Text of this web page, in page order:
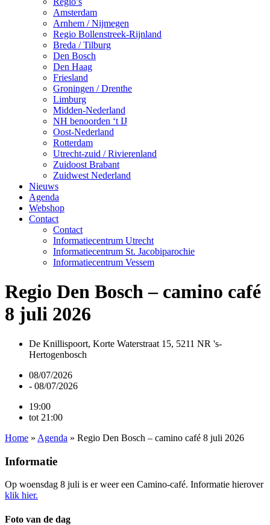
Amsterdam
Arnhem / Nijmegen
Regio Bollenstreek-Rijnland
Breda / Tilburg
Den Bosch
Den Haag
Friesland
Groningen / Drenthe
Limburg
Midden-Nederland
NH benoorden ‘t IJ
Oost-Nederland
Rotterdam
Utrecht-zuid / Rivierenland
Zuidoost Brabant
Zuidwest Nederland
Nieuws
Agenda
Webshop
Contact
Contact
Informatiecentrum Utrecht
Informatiecentrum St. Jacobiparochie
Informatiecentrum Vessem
Regio Den Bosch – camino café
8 juli 2026
De Knillispoort, Korte Waterstraat 15, 5211 NR 's-
Hertogenbosch
08/07/2026
- 08/07/2026
19:00
tot 21:00
Home » Agenda » Regio Den Bosch – camino café 8 juli 2026
Informatie
Op woensdag 8 juli is er weer een Camino-café. Informatie hierover
klik hier.
Foto van de dag